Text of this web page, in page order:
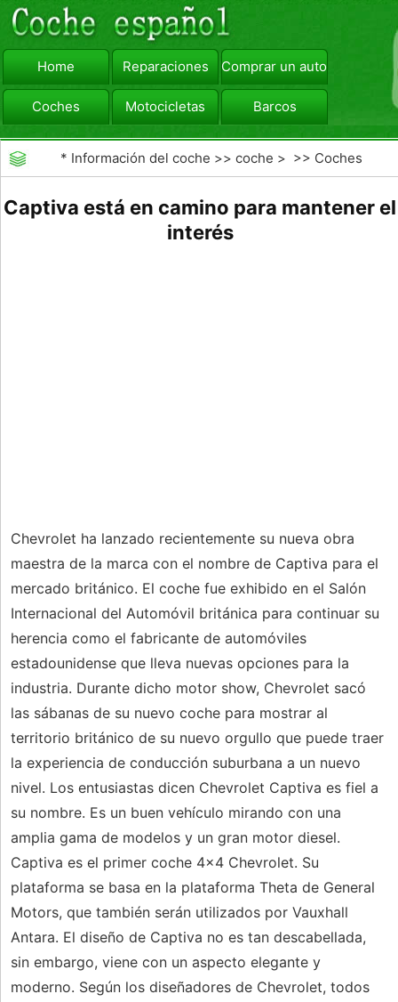
Home Reparaciones Comprar un automóvil
Coches Motocicletas Barcos
viajar Camiones
* Información del coche >>coche > >> Coches
Captiva está en camino para mantener el
interés
Chevrolet ha lanzado recientemente su nueva obra
maestra de la marca con el nombre de Captiva para el
mercado británico. El coche fue exhibido en el Salón
Internacional del Automóvil británica para continuar su
herencia como el fabricante de automóviles
estadounidense que lleva nuevas opciones para la
industria. Durante dicho motor show, Chevrolet sacó
las sábanas de su nuevo coche para mostrar al
territorio británico de su nuevo orgullo que puede traer
la experiencia de conducción suburbana a un nuevo
nivel. Los entusiastas dicen Chevrolet Captiva es fiel a
su nombre. Es un buen vehículo mirando con una
amplia gama de modelos y un gran motor diesel.
Captiva es el primer coche 4x4 Chevrolet. Su
plataforma se basa en la plataforma Theta de General
Motors, que también serán utilizados por Vauxhall
Antara. El diseño de Captiva no es tan descabellada,
sin embargo, viene con un aspecto elegante y
moderno. Según los diseñadores de Chevrolet, todos